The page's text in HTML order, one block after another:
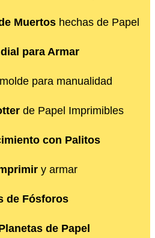
Muertos hechas de Papel
para Armar
molde para manualidad
de Papel Imprimibles
con Palitos
y armar
de Fósforos
de Papel